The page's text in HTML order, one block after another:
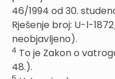
46/1994 od 30.
Rješenje broj: U-l-
neobjavljeno).
4 To je Zakon o
48.).